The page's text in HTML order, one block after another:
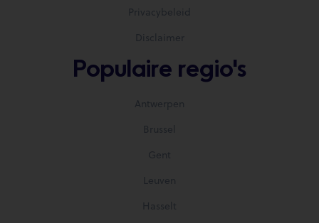
Privacybeleid
Disclaimer
Populaire regio's
Antwerpen
Brussel
Gent
Leuven
Hasselt